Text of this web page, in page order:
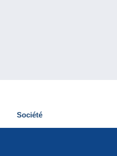
Société
Qui sommes-nous